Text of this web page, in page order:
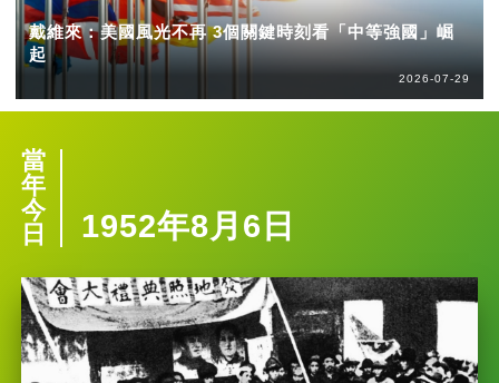
戴維來：美國風光不再 3個關鍵時刻看「中等強國」崛
起
2026-07-29
當
年
今
日
1952年8月6日